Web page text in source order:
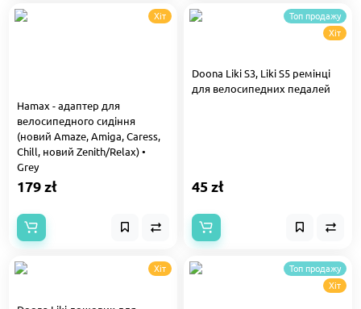
Хіт
Hamax - адаптер для
велосипедного сидіння
(новий Amaze, Amiga, Caress,
Chill, новий Zenith/Relax) •
Grey
179 zł
Топ продажу
Хіт
Doona Liki S3, Liki S5 ремінці
для велосипедних педалей
45 zł
Хіт
Топ продажу
Хіт